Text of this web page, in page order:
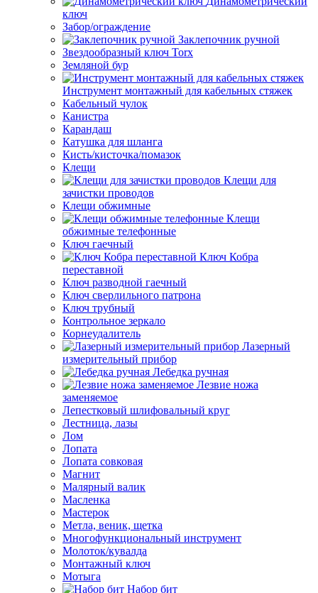
ключ
Забор/ограждение
Заклепочник ручной
Звездообразный ключ Torx
Земляной бур
Инструмент монтажный для кабельных стяжек
Кабельный чулок
Канистра
Карандаш
Катушка для шланга
Кисть/кисточка/помазок
Клещи
Клещи для
зачистки проводов
Клещи обжимные
Клещи
обжимные телефонные
Ключ гаечный
Ключ Кобра
переставной
Ключ разводной гаечный
Ключ сверлильного патрона
Ключ трубный
Контрольное зеркало
Корнеудалитель
Лазерный
измерительный прибор
Лебедка ручная
Лезвие ножа
заменяемое
Лепестковый шлифовальный круг
Лестница, лазы
Лом
Лопата
Лопата совковая
Магнит
Малярный валик
Масленка
Мастерок
Метла, веник, щетка
Многофункциональный инструмент
Молоток/кувалда
Монтажный ключ
Мотыга
Набор бит